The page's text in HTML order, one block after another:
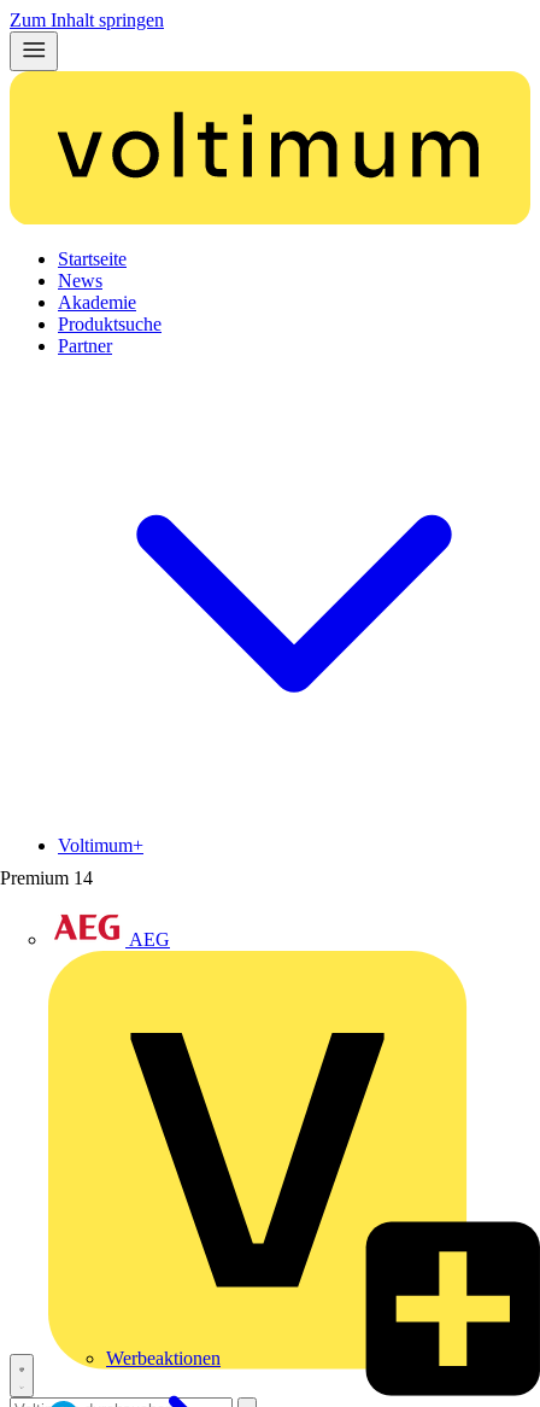
Zum Inhalt springen
Startseite
News
Akademie
Produktsuche
Partner
Premium 14
AEG
Voltimum+
Werbeaktionen